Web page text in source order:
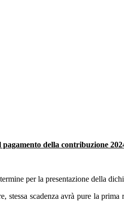
della contribuzione
per la presentazione della
scadenza avrà pure la